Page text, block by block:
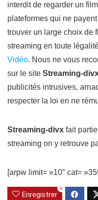
interdit de regarder un
plateformes qui ne
trouver un large choix de
streaming en toute
Vidéo. Nous ne vous
sur le site Streaming-
publicités intrusives,
respecter la loi en ne
Streaming-divx fait
streaming on y retrouve
[arpw limit= »10″ cat=
Enregistrer
0